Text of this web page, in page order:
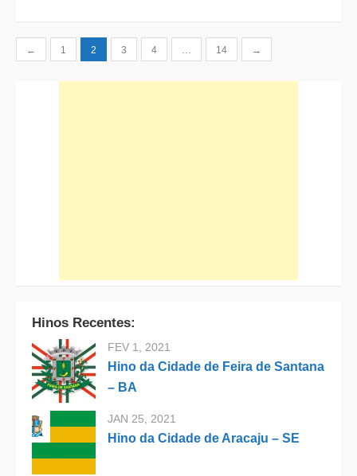
Paginação
← 1 2 3 4 14 →
Hinos Recentes:
FEV 1, 2021
Hino da Cidade de Feira de Santana
– BA
JAN 25, 2021
Hino da Cidade de Aracaju – SE